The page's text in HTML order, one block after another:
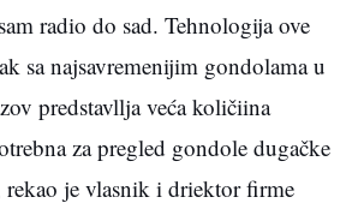
radio do sad. Tehnologija ove
sa najsavremenijim gondolama u
predstavllja veća količiina
za pregled gondole dugačke
rekao je vlasnik i driektor firme